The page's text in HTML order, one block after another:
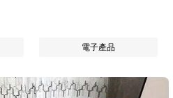
電子產品